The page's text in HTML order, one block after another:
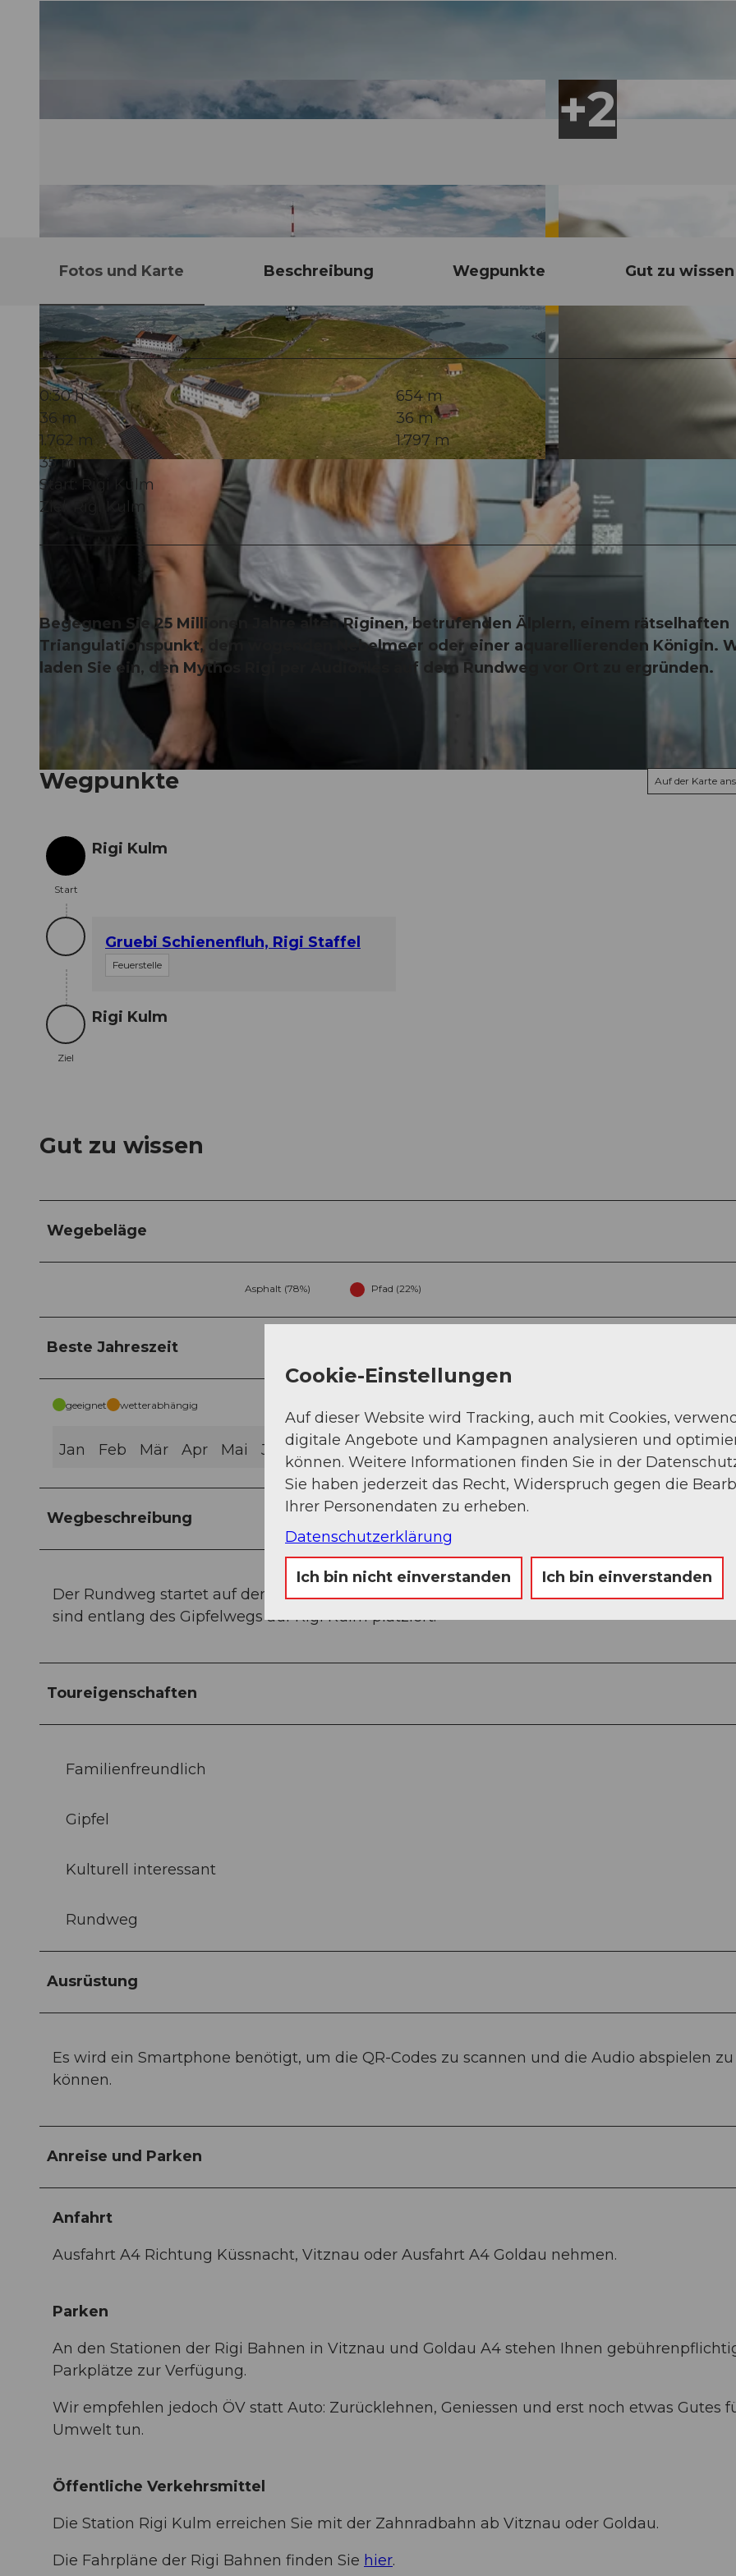
© Chris Krebs, RIGI BAHNEN AG | CC-BY
© Chris Krebs, RIGI BAHNEN AG |
Fotos und Karte Beschreibung Wegpunkte Gut zu wissen
0:30 h
654 m
36 m
36 m
1.762 m
1.797 m
35 m
Start: Rigi Kulm
Ziel: Rigi Kulm
Begegnen Sie 25 Millionen Jahre alten Riginen, betrufenden Älplern, einem rätselhaften
Triangulationspunkt, dem wogenden Nebelmeer oder einer aquarellierenden Königin.
laden Sie ein, den Mythos Rigi per Audiofiles auf dem Rundweg vor Ort zu ergründen.
Wegpunkte Auf der Karte
Start
Start
Rigi Kulm
Gruebi Schienenfluh, Rigi Staffel
Feuerstelle
Ziel
Ziel
Rigi Kulm
Gut zu wissen
Wegebeläge
Asphalt (78%) Pfad (22%)
Beste Jahreszeit
geeignet wetterabhängig
Jan Feb Mär Apr Mai Jun Jul Aug Sep Okt Nov Dez
Wegbeschreibung
Der Rundweg startet auf dem Platz vor dem Rigi Kulm-Hotel. Die fünf darauffolgenden
sind entlang des Gipfelwegs auf Rigi Kulm platziert.
Toureigenschaften
Familienfreundlich
Gipfel
Kulturell interessant
Rundweg
Ausrüstung
Es wird ein Smartphone benötigt, um die QR-Codes zu scannen und die Audio abspielen zu
können.
Anreise und Parken
Anfahrt
Ausfahrt A4 Richtung Küssnacht, Vitznau oder Ausfahrt A4 Goldau nehmen.
Parken
An den Stationen der Rigi Bahnen in Vitznau und Goldau A4 stehen Ihnen
Parkplätze zur Verfügung.
Wir empfehlen jedoch ÖV statt Auto: Zurücklehnen, Geniessen und erst noch etwas Gutes
Umwelt tun.
Öffentliche Verkehrsmittel
Die Station Rigi Kulm erreichen Sie mit der Zahnradbahn ab Vitznau oder Goldau.
Die Fahrpläne der Rigi Bahnen finden Sie hier.
Cookie-Einstellungen
Auf dieser Website wird Tracking, auch mit Cookies,
digitale Angebote und Kampagnen analysieren und
können. Weitere Informationen finden Sie in der
Sie haben jederzeit das Recht, Widerspruch gegen die
Ihrer Personendaten zu erheben.
Datenschutzerklärung
Ich bin nicht einverstanden Ich bin einverstanden